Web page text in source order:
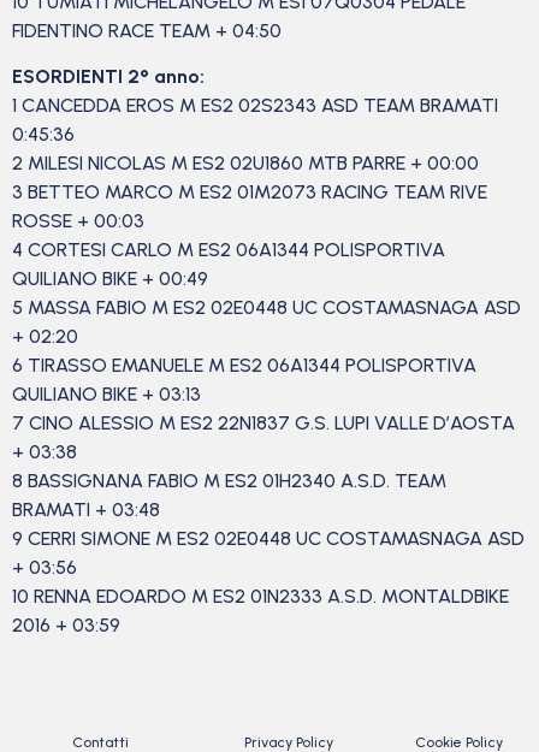
FIDENTINO RACE TEAM + 04:50
ESORDIENTI 2° anno:
1 CANCEDDA EROS M ES2 02S2343 ASD TEAM BRAMATI
0:45:36
2 MILESI NICOLAS M ES2 02U1860 MTB PARRE + 00:00
3 BETTEO MARCO M ES2 01M2073 RACING TEAM RIVE
ROSSE + 00:03
4 CORTESI CARLO M ES2 06A1344 POLISPORTIVA
QUILIANO BIKE + 00:49
5 MASSA FABIO M ES2 02E0448 UC COSTAMASNAGA ASD
+ 02:20
6 TIRASSO EMANUELE M ES2 06A1344 POLISPORTIVA
QUILIANO BIKE + 03:13
7 CINO ALESSIO M ES2 22N1837 G.S. LUPI VALLE D’AOSTA
+ 03:38
8 BASSIGNANA FABIO M ES2 01H2340 A.S.D. TEAM
BRAMATI + 03:48
9 CERRI SIMONE M ES2 02E0448 UC COSTAMASNAGA ASD
+ 03:56
10 RENNA EDOARDO M ES2 01N2333 A.S.D. MONTALDBIKE
2016 + 03:59
Contatti Privacy Policy Cookie Policy